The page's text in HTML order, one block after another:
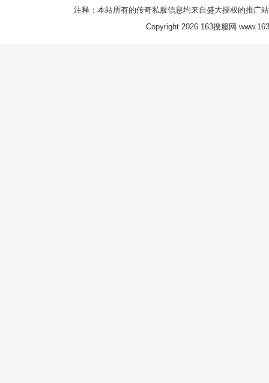
注释：本站所有的传奇私服信息均来自盛大授权的推广
Copyright 2026 163搜服网